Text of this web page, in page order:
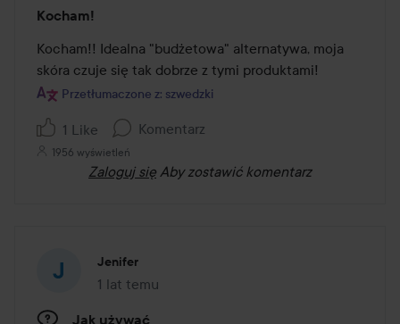
5
z
5
Kocham!
Kocham!! Idealna "budżetowa" alternatywa, moja
skóra czuje się tak dobrze z tymi produktami!
Przetłumaczone z: szwedzki
1 Like Komentarz
1956 wyświetleń
Zaloguj się Aby zostawić komentarz
Jenifer
1 lat temu
Post został utworzony 1 lat temu
Jak używać